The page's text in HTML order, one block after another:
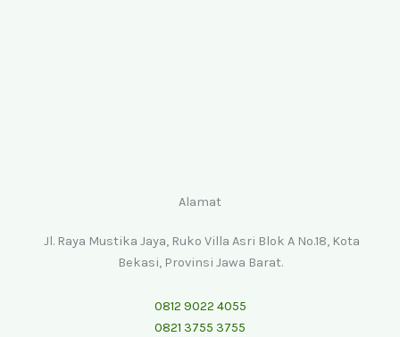
Alamat
Jl. Raya Mustika Jaya, Ruko Villa Asri Blok A No.18, Kota
Bekasi, Provinsi Jawa Barat.
0812 9022 4055
0821 3755 3755